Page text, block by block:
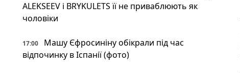
ALEKSEEV і BRYKULETS її не приваблюють як
чоловіки
17:00
Машу Єфросиніну обікрали під час
відпочинку в Іспанії (фото)